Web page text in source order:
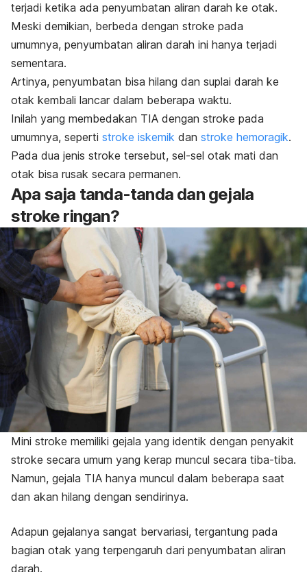
terjadi ketika ada penyumbatan aliran darah ke otak.
Meski demikian, berbeda dengan stroke pada
umumnya, penyumbatan aliran darah ini hanya terjadi
sementara.
Artinya, penyumbatan bisa hilang dan suplai darah ke
otak kembali lancar dalam beberapa waktu.
Inilah yang membedakan TIA dengan stroke pada
umumnya, seperti stroke iskemik dan stroke hemoragik.
Pada dua jenis stroke tersebut, sel-sel otak mati dan
otak bisa rusak secara permanen.
Apa saja tanda-tanda dan gejala
stroke ringan?
Mini stroke memiliki gejala yang identik dengan penyakit
stroke secara umum yang kerap muncul secara tiba-tiba.
Namun, gejala TIA hanya muncul dalam beberapa saat
dan akan hilang dengan sendirinya.
Adapun gejalanya sangat bervariasi, tergantung pada
bagian otak yang terpengaruh dari penyumbatan aliran
darah.